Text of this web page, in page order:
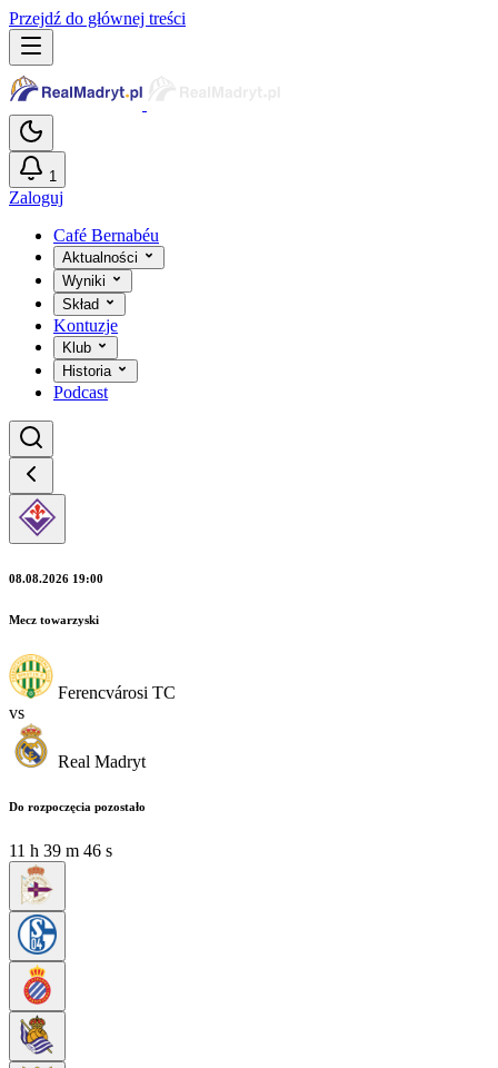
Przejdź do głównej treści
1
Zaloguj
Café Bernabéu
Aktualności
Wyniki
Skład
Kontuzje
Klub
Historia
Podcast
08.08.2026 19:00
Mecz towarzyski
Ferencvárosi TC
vs
Real Madryt
Do rozpoczęcia pozostało
11 h 39 m 46 s